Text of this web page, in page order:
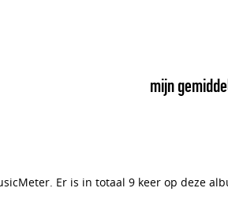
mijn
Er is in totaal 9 keer op deze